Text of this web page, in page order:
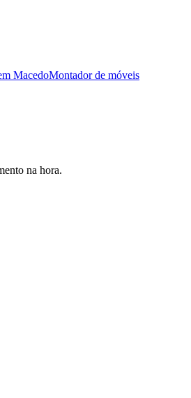
MacedoMontador de móveis
na hora.